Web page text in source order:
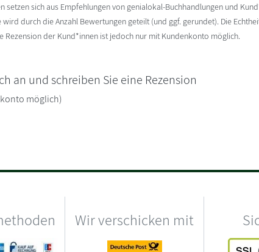
setzen sich aus Empfehlungen von genialokal-Buchhandlungen und
wird durch die Anzahl Bewertungen geteilt (und ggf. gerundet). Die
Rezension der Kund*innen ist jedoch nur mit Kundenkonto möglich.
an und schreiben Sie eine Rezension
möglich)
Wir verschicken mit